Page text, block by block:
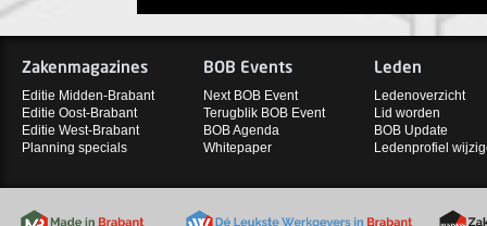
Zakenmagazines
Editie Midden-Brabant
Editie Oost-Brabant
Editie West-Brabant
Planning specials
BOB Events
Next BOB Event
Terugblik BOB Event
BOB Agenda
Whitepaper
Leden
Ledenoverzicht
Lid worden
BOB Update
Ledenprofiel